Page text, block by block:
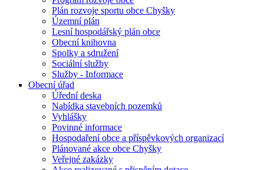
Plán rozvoje sportu obce Chyšky
Územní plán
Lesní hospodářský plán obce
Obecní knihovna
Spolky a sdružení
Sociální služby
Služby - Informace
Obecní úřad
Úřední deska
Nabídka stavebních pozemků
Vyhlášky
Povinné informace
Hospodaření obce a příspěvkových organizací
Plánované akce obce Chyšky
Veřejné zakázky